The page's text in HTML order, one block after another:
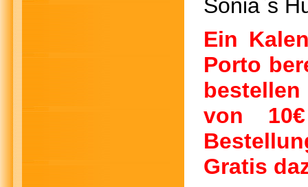
Sonia`s
Ein
Porto
von
Gratis